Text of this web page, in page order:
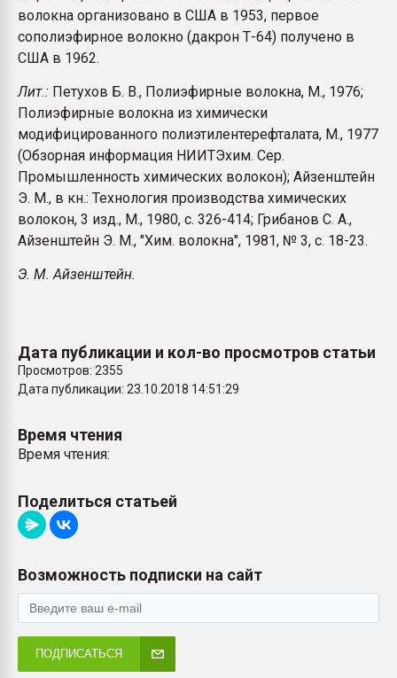
волокна организовано в США в 1953, первое
сополиэфирное волокно (дакрон Т-64) получено в
США в 1962.
Лит.: Петухов Б. В., Полиэфирные волокна, М., 1976;
Полиэфирные волокна из химически
модифицированного полиэтилентерефталата, М., 1977
(Обзорная информация НИИТЭхим. Сер.
Промышленность химических волокон); Айзенштейн
Э. М., в кн.: Технология производства химических
волокон, 3 изд., М., 1980, с. 326-414; Грибанов С. А.,
Айзенштейн Э. М., "Хим. волокна", 1981, № 3, с. 18-23.
Э. М. Айзенштейн.
Дата публикации и кол-во просмотров статьи
Просмотров: 2355
Дата публикации: 23.10.2018 14:51:29
Время чтения
Время чтения:
Поделиться статьей
Возможность подписки на сайт
ПОДПИСАТЬСЯ